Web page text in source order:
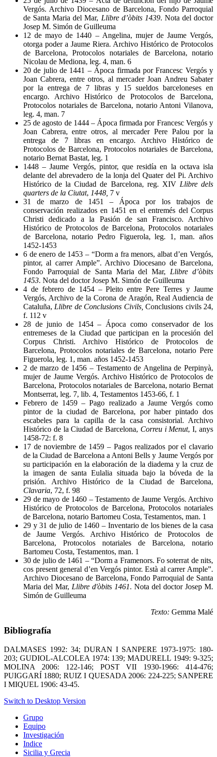
Vergós. Archivo Diocesano de Barcelona, Fondo Parroquial
de Santa Maria del Mar, Llibre d’òbits 1439. Nota del doctor
Josep M. Simón de Guilleuma
12 de mayo de 1440 – Angelina, mujer de Jaume Vergós,
otorga poder a Jaume Riera. Archivo Histórico de Protocolos
de Barcelona, Protocolos notariales de Barcelona, notario
Nicolau de Mediona, leg. 4, man. 6
20 de julio de 1441 – Ápoca firmada por Francesc Vergós y
Joan Cabrera, entre otros, al mercader Joan Andreu Sabater
por la entrega de 7 libras y 15 sueldos barceloneses en
encargo. Archivo Histórico de Protocolos de Barcelona,
Protocolos notariales de Barcelona, notario Antoni Vilanova,
leg. 4, man. 7
25 de agosto de 1444 – Ápoca firmada por Francesc Vergós y
Joan Cabrera, entre otros, al mercader Pere Palou por la
entrega de 7 libras en encargo. Archivo Histórico de
Protocolos de Barcelona, Protocolos notariales de Barcelona,
notario Bernat Bastat, leg. 1
1448 – Jaume Vergós, pintor, que residía en la octava isla
delante del abrevadero de la lonja del Quater del Pi. Archivo
Histórico de la Ciudad de Barcelona, reg. XIV Llibre dels
quarters de la Ciutat, 1448, 7 v
31 de marzo de 1451 – Ápoca por los trabajos de
conservación realizados en 1451 en el entremés del Corpus
Christi dedicado a la Pasión de san Francisco. Archivo
Histórico de Protocolos de Barcelona, Protocolos notariales
de Barcelona, notario Pedro Figuerola, leg. 1, man. años
1452-1453
6 de enero de 1453 – “Dorm a fra menors, albat d’en Vergós,
pintor, al carrer Ample”. Archivo Diocesano de Barcelona,
Fondo Parroquial de Santa Maria del Mar, Llibre d’òbits
1453. Nota del doctor Josep M. Simón de Guilleuma
4 de febrero de 1454 – Pleito entre Pere Terres y Jaume
Vergós, Archivo de la Corona de Aragón, Real Audiencia de
Cataluña, Llibre de Conclusions Civils,Conclusions civils 24,
f. 112 v
28 de junio de 1454 – Ápoca como conservador de los
entremeses de la Ciudad que participan en la procesión del
Corpus Christi. Archivo Histórico de Protocolos de
Barcelona, Protocolos notariales de Barcelona, notario Pere
Figuerola, leg. 1, man. años 1452-1453
2 de marzo de 1456 – Testamento de Angelina de Perpinyà,
mujer de Jaume Vergós. Archivo Histórico de Protocolos de
Barcelona, Protocolos notariales de Barcelona, notario Bernat
Montserrat, leg. 7, lib. 4, Testamentos 1453-66, f. 1
Febrero de 1459 – Pago realizado a Jaume Vergós como
pintor de la ciudad de Barcelona, por haber pintado dos
escabeles para la capilla de la casa consistorial. Archivo
Histórico de la Ciudad de Barcelona, Correu i Menut, I, anys
1458-72: f. 8
17 de noviembre de 1459 – Pagos realizados por el clavario
de la Ciudad de Barcelona a Antoni Bells y Jaume Vergós por
su participación en la elaboración de la diadema y la cruz de
la imagen de santa Eulalia situada bajo la bóveda de la
prisión. Archivo Histórico de la Ciudad de Barcelona,
Clavaria, 72, f. 98
29 de mayo de 1460 – Testamento de Jaume Vergós. Archivo
Histórico de Protocolos de Barcelona, Protocolos notariales
de Barcelona, notario Bartomeu Costa, Testamentos, man. 1
29 y 31 de julio de 1460 – Inventario de los bienes de la casa
de Jaume Vergós. Archivo Histórico de Protocolos de
Barcelona, Protocolos notariales de Barcelona, notario
Bartomeu Costa, Testamentos, man. 1
30 de julio de 1461 – “Dorm a Framenors. Fo soterrat de nits,
cos present general d’en Vergós pintor. Està al carrer Ample”.
Archivo Diocesano de Barcelona, Fondo Parroquial de Santa
Maria del Mar, Llibre d'òbits 1461. Nota del doctor Josep M.
Simón de Guilleuma
Texto: Gemma Malé
Bibliografía
DALMASES 1992: 34; DURAN I SANPERE 1973-1975: 180-
203; GUDIOL-ALCOLEA 1974: 139; MADURELL 1949: 9-325;
MOLINA 2006: 122-146; POST VII 1930-1966: 414-476;
PUIGGARÍ 1880; RUIZ I QUESADA 2006: 224-225; SANPERE
I MIQUEL 1906: 43-45.
Switch to Desktop Version
Grupo
Equipo
Investigación
Indice
Sicilia y Grecia